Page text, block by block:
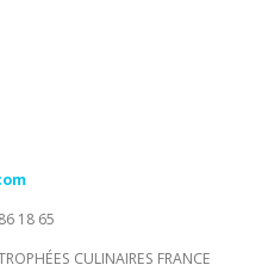
18 65
CULINAIRES FRANCE